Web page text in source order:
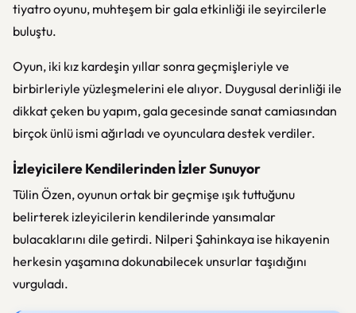
tiyatro oyunu, muhteşem bir gala etkinliği ile seyircilerle
buluştu.
Oyun, iki kız kardeşin yıllar sonra geçmişleriyle ve
birbirleriyle yüzleşmelerini ele alıyor. Duygusal derinliği ile
dikkat çeken bu yapım, gala gecesinde sanat camiasından
birçok ünlü ismi ağırladı ve oyunculara destek verdiler.
İzleyicilere Kendilerinden İzler Sunuyor
Tülin Özen, oyunun ortak bir geçmişe ışık tuttuğunu
belirterek izleyicilerin kendilerinde yansımalar
bulacaklarını dile getirdi. Nilperi Şahinkaya ise hikayenin
herkesin yaşamına dokunabilecek unsurlar taşıdığını
vurguladı.